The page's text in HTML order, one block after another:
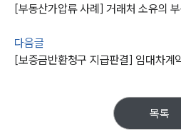
[부동산가압류 사례] 거래처 소유의
다음글
목록